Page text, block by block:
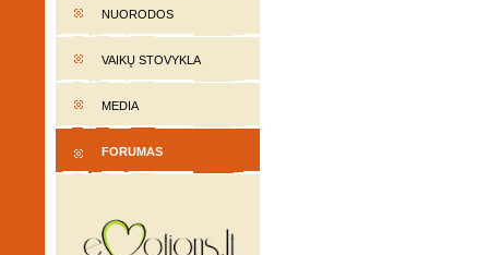
NUORODOS
VAIKŲ STOVYKLA
MEDIA
FORUMAS